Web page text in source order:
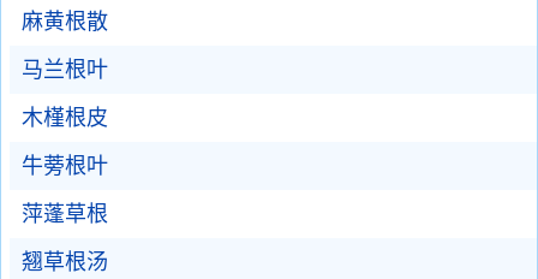
麻黄根散
马兰根叶
木槿根皮
牛蒡根叶
萍蓬草根
翘草根汤